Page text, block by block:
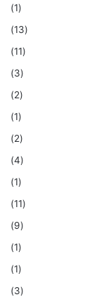
(1)
(13)
(11)
(3)
(2)
(1)
(2)
(4)
(1)
(11)
(9)
(1)
(1)
(3)